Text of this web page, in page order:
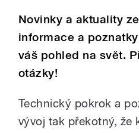
Novinky a aktuality
informace a
váš pohled na svět.
otázky!
Technický pokrok a
vývoj tak překotný, že